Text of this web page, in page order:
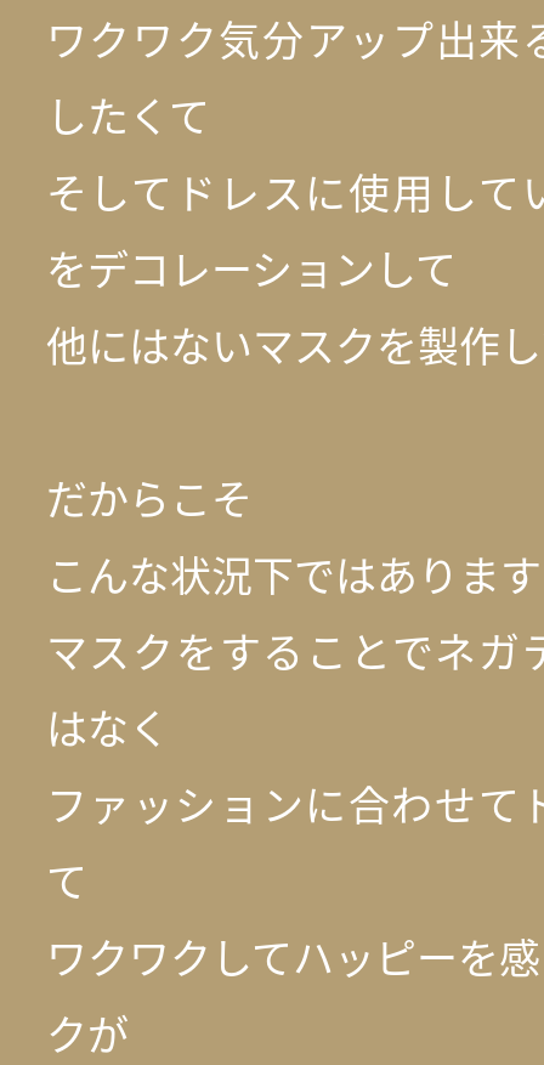
ワクワク気分アップ出来
したくて
そしてドレスに使用して
をデコレーションして
他にはないマスクを製作
だからこそ
こんな状況下ではありま
マスクをすることでネガ
はなく
ファッションに合わせて
て
ワクワクしてハッピーを
クが